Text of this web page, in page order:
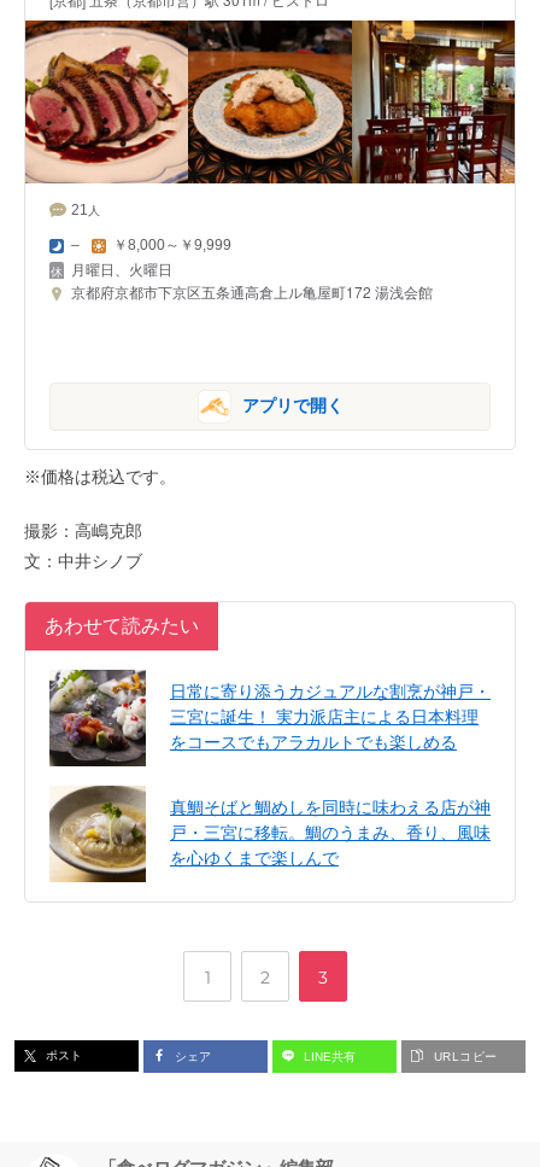
21 人
– ￥8,000～￥9,999
月曜日、火曜日
京都府京都市下京区五条通高倉上ル亀屋町172 湯浅会館
アプリで開く
※価格は税込です。
撮影：高嶋克郎
文：中井シノブ
あわせて読みたい
日常に寄り添うカジュアルな割烹が神戸・
三宮に誕生！ 実力派店主による日本料理
をコースでもアラカルトでも楽しめる
真鯛そばと鯛めしを同時に味わえる店が神
戸・三宮に移転。鯛のうまみ、香り、風味
を心ゆくまで楽しんで
ペ
ジ
1
,
ペ
ジ
2
,
ペ
ジ
3
ポスト シェア LINE共有 URLコピー